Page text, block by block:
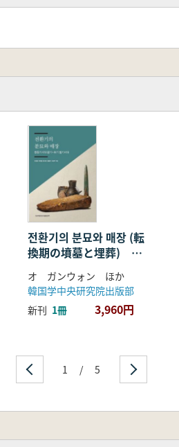
전환기의 분묘와 매장 (転
換期の墳墓と埋葬) 青
銅器時代末期〜初期鉄器
時代
オ ガンウォン ほか
韓国学中央研究院出版部
新刊 1冊 3,960円
1 / 5